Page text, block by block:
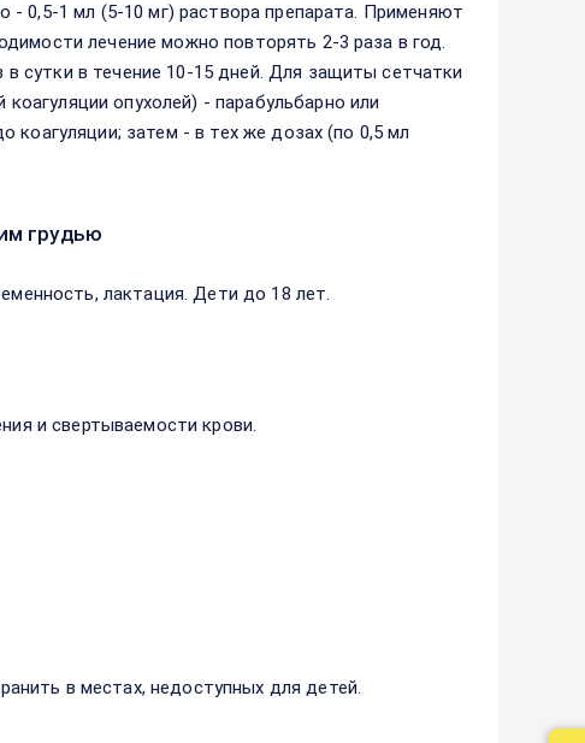
- 0,5-1 мл (5-10 мг) раствора препарата. Применяют
лечение можно повторять 2-3 раза в год.
сутки в течение 10-15 дней. Для защиты сетчатки
опухолей) - парабульбарно или
коагуляции; затем - в тех же дозах (по 0,5 мл
грудью
лактация. Дети до 18 лет.
и свертываемости крови.
в местах, недоступных для детей.